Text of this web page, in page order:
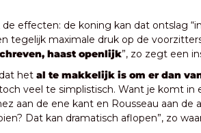
effecten: de koning kan dat ontslag
tegelijk maximale druk op de
haast openlijk”, zo zegt een
het al te makkelijk is om er dan
toch veel te simplistisch. Want je komt in
aan de ene kant en Rousseau aan de
Dat kan dramatisch aflopen”, zo